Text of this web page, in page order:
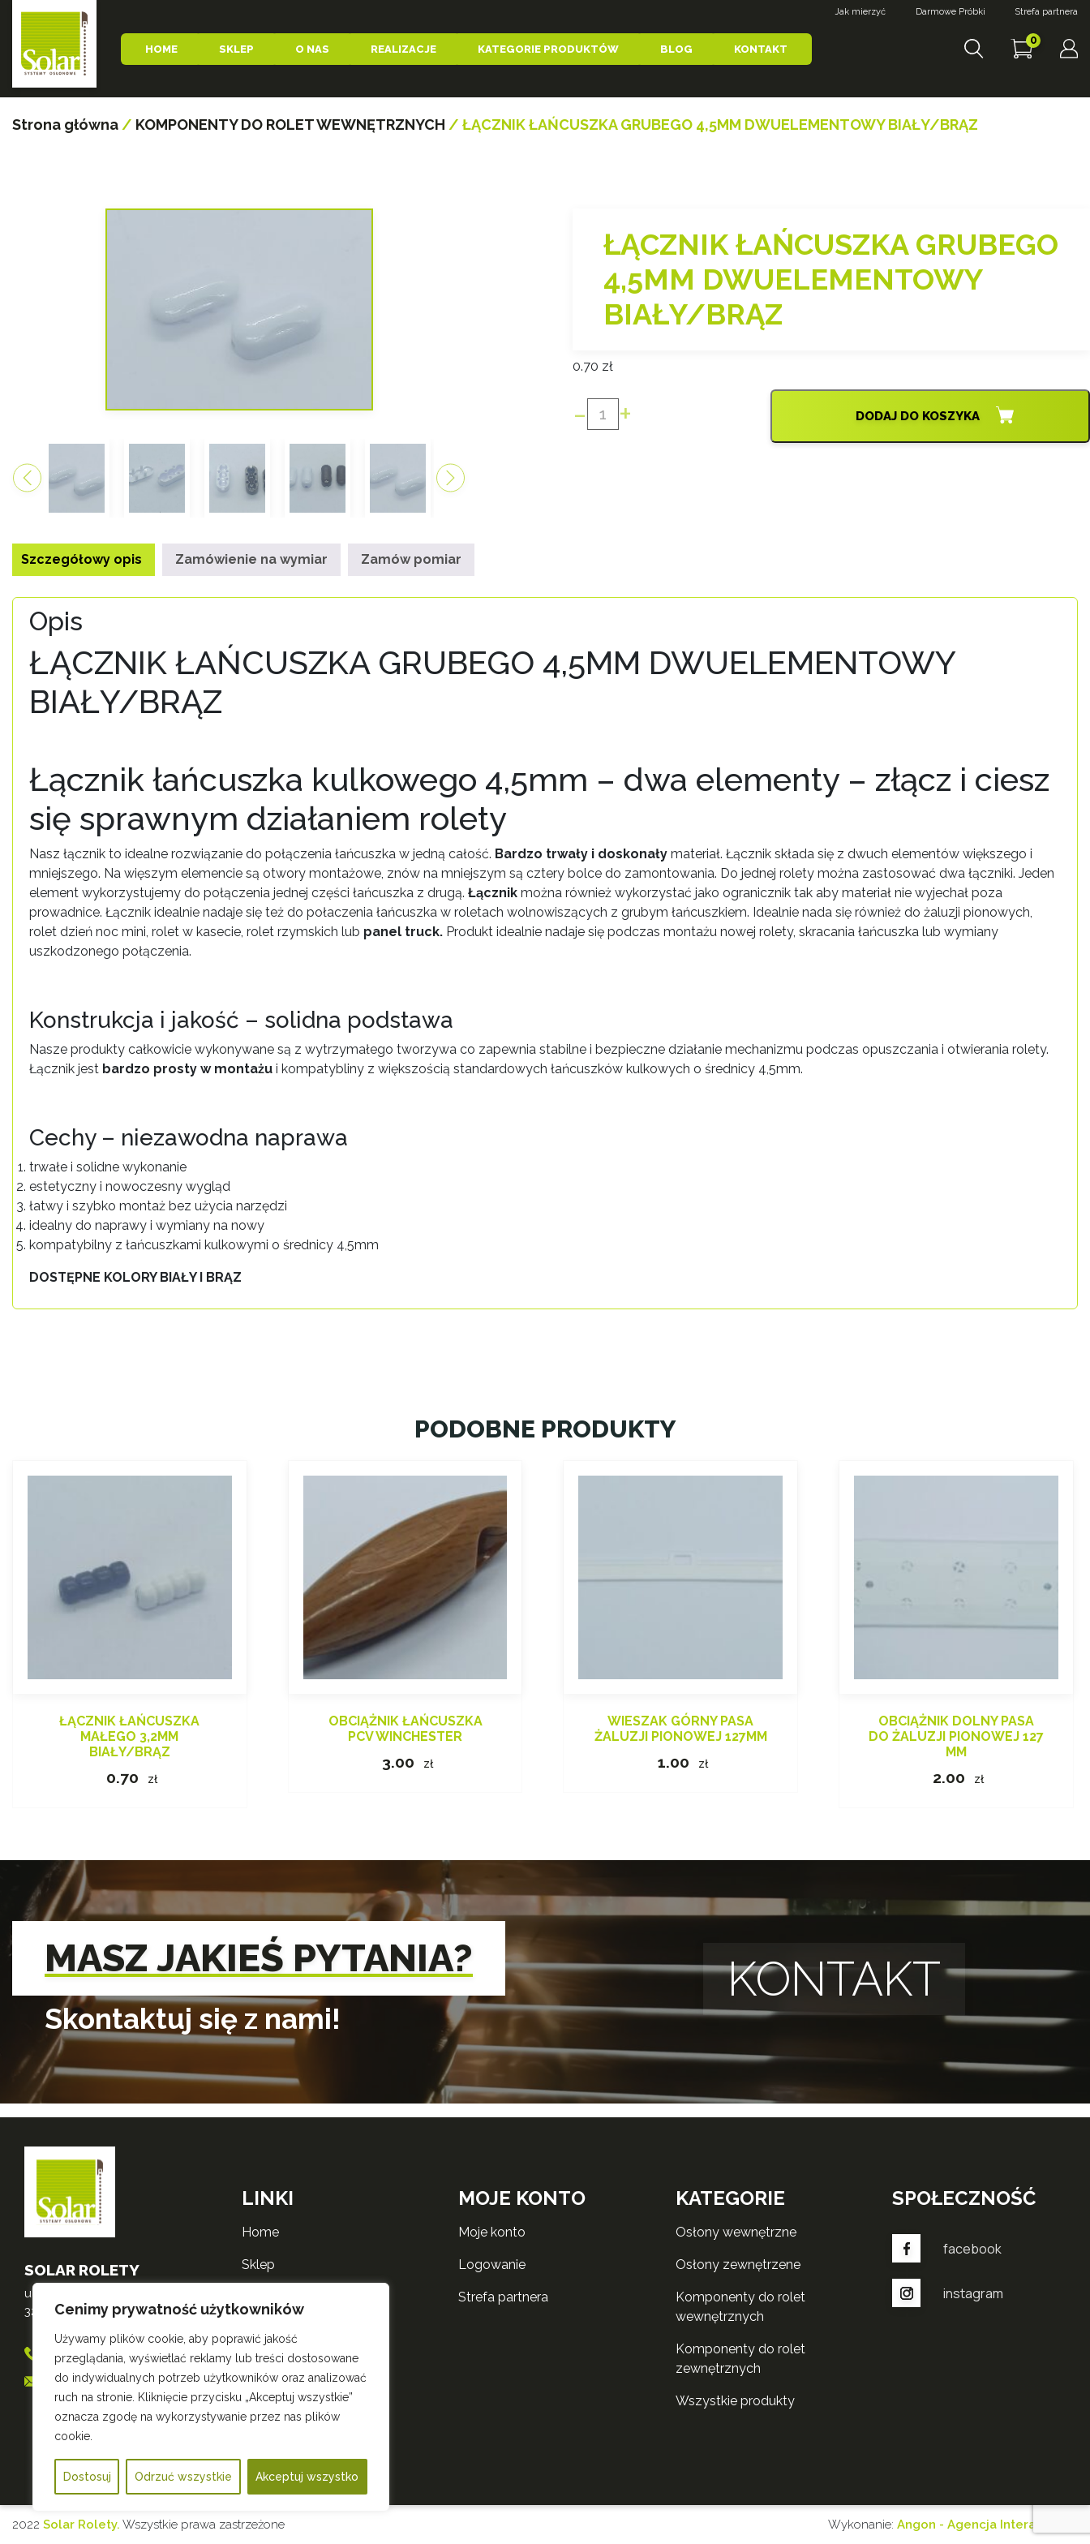
Cenimy prywatność użytkowników
Używamy plików cookie, aby poprawić jakość
przeglądania, wyświetlać reklamy lub treści dostosowane
do indywidualnych potrzeb użytkowników oraz analizować
ruch na stronie. Kliknięcie przycisku „Akceptuj wszystkie”
oznacza zgodę na wykorzystywanie przez nas plików
cookie.
Dostosuj Odrzuć wszystkie Akceptuj wszystko
HOME SKLEP O NAS REALIZACJE KATEGORIE PRODUKTÓW BLOG KONTAKT
Jak mierzyć Darmowe Próbki Strefa partnera
0
Strona główna / KOMPONENTY DO ROLET WEWNĘTRZNYCH / ŁĄCZNIK ŁAŃCUSZKA GRUBEGO 4,5MM DWUELEMENTOWY BIAŁY/BRĄZ
ŁĄCZNIK ŁAŃCUSZKA GRUBEGO
4,5MM DWUELEMENTOWY
BIAŁY/BRĄZ
0.70 zł
-
ilość
+ DODAJ DO KOSZYKA
Szczegółowy opis Zamówienie na wymiar Zamów pomiar
Opis
ŁĄCZNIK ŁAŃCUSZKA GRUBEGO 4,5MM DWUELEMENTOWY
BIAŁY/BRĄZ
Łącznik łańcuszka kulkowego 4,5mm – dwa elementy – złącz i ciesz
się sprawnym działaniem rolety
Nasz łącznik to idealne rozwiązanie do połączenia łańcuszka w jedną całość. Bardzo trwały i doskonały materiał. Łącznik składa się z dwuch elementów większego i
mniejszego. Na więszym elemencie są otwory montażowe, znów na mniejszym są cztery bolce do zamontowania. Do jednej rolety można zastosować dwa łączniki. Jeden
element wykorzystujemy do połączenia jednej części łańcuszka z drugą. Łącznik można również wykorzystać jako ogranicznik tak aby materiał nie wyjechał poza
prowadnice. Łącznik idealnie nadaje się też do połaczenia łańcuszka w roletach wolnowiszących z grubym łańcuszkiem. Idealnie nada się również do żaluzji pionowych,
rolet dzień noc mini, rolet w kasecie, rolet rzymskich lub panel truck. Produkt idealnie nadaje się podczas montażu nowej rolety, skracania łańcuszka lub wymiany
uszkodzonego połączenia.
Konstrukcja i jakość – solidna podstawa
Nasze produkty całkowicie wykonywane są z wytrzymałego tworzywa co zapewnia stabilne i bezpieczne działanie mechanizmu podczas opuszczania i otwierania rolety.
Łącznik jest bardzo prosty w montażu i kompatybliny z większością standardowych łańcuszków kulkowych o średnicy 4,5mm.
Cechy – niezawodna naprawa
trwałe i solidne wykonanie
estetyczny i nowoczesny wygląd
łatwy i szybko montaż bez użycia narzędzi
idealny do naprawy i wymiany na nowy
kompatybilny z łańcuszkami kulkowymi o średnicy 4,5mm
DOSTĘPNE KOLORY BIAŁY I BRĄZ
PODOBNE PRODUKTY
ŁĄCZNIK ŁAŃCUSZKA
MAŁEGO 3,2MM
BIAŁY/BRĄZ
0.70 zł
OBCIĄŻNIK ŁAŃCUSZKA
PCV WINCHESTER
3.00 zł
WIESZAK GÓRNY PASA
ŻALUZJI PIONOWEJ 127MM
1.00 zł
OBCIĄŻNIK DOLNY PASA
DO ŻALUZJI PIONOWEJ 127
MM
2.00 zł
MASZ JAKIEŚ PYTANIA?
Skontaktuj się z nami!
KONTAKT
SOLAR ROLETY
ul. Mikołajska 3
32-600 Oświęcim
698 556 530
sklep@roletysolar.pl
LINKI
home
sklep
kontakt
polityka zwrotów
polityka prywatności
MOJE KONTO
moje konto
logowanie
strefa partnera
KATEGORIE
osłony wewnętrzne
osłony zewnętrzene
komponenty do rolet
wewnętrznych
komponenty do rolet
zewnętrznych
wszystkie produkty
SPOŁECZNOŚĆ
facebook
instagram
2022 Solar Rolety. Wszystkie prawa zastrzeżone Wykonanie: Angon - Agencja Interaktywna